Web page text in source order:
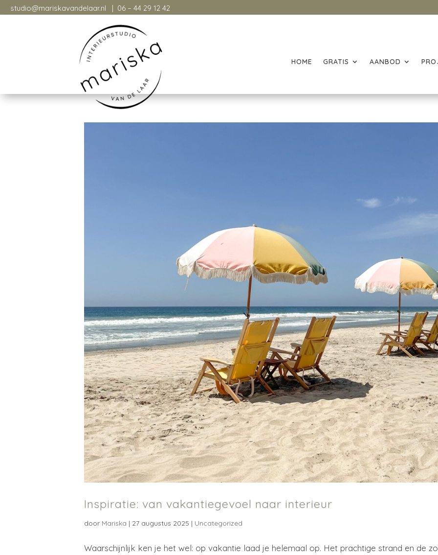
studio@mariskavandelaar.nl | 06 – 44 29 12 42
studio@mariskavandelaar.nl | 06-26094760
HOME GRATIS AANBOD
Inspiratie: van vakantiegevoel naar interieur
door Mariska | 27 augustus 2025 | Uncategorized
Waarschijnlijk ken je het wel: op vakantie laad je helemaal op. Het prachtige strand en de